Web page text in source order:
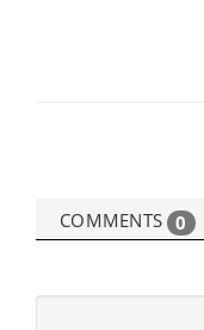
COMMENTS 0